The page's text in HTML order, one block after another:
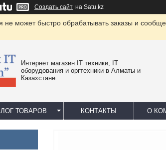
Создать сайт на Satu.kz
не может быстро обрабатывать заказы и
Интернет магазин IT техники, IT
оборудования и оргтехники в Алматы и
Казахстане.
ТОВАРОВ КОНТАКТЫ О